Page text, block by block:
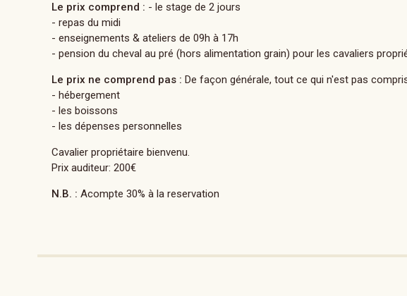
Le prix comprend : - le stage de 2 jours
- repas du midi
- enseignements & ateliers de 09h à 17h
- pension du cheval au pré (hors alimentation grain) pour les cavaliers
Le prix ne comprend pas : De façon générale, tout ce qui n'est pas
- hébergement
- les boissons
- les dépenses personnelles
Cavalier propriétaire bienvenu.
Prix auditeur: 200€
N.B. : Acompte 30% à la reservation